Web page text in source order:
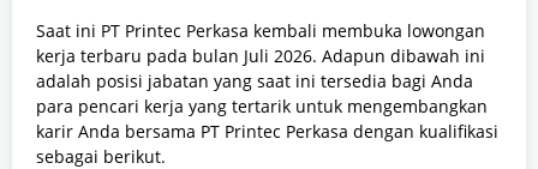
Saat ini PT Printec Perkasa kembali membuka lowongan
kerja terbaru pada bulan Juli 2026. Adapun dibawah ini
adalah posisi jabatan yang saat ini tersedia bagi Anda
para pencari kerja yang tertarik untuk mengembangkan
karir Anda bersama PT Printec Perkasa dengan kualifikasi
sebagai berikut.